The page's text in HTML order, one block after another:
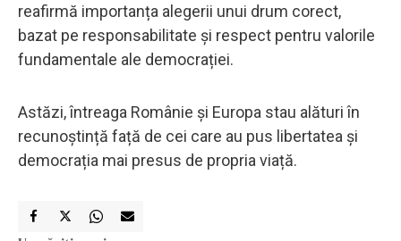
reafirmă importanța alegerii unui drum corect,
bazat pe responsabilitate și respect pentru valorile
fundamentale ale democrației.
Astăzi, întreaga Românie și Europa stau alături în
recunoștință față de cei care au pus libertatea și
democrația mai presus de propria viață.